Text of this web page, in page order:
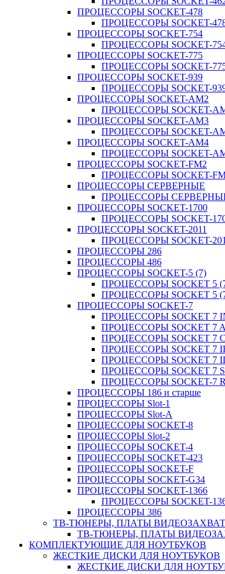
ПРОЦЕССОРЫ SOCKET-478
ПРОЦЕССОРЫ SOCKET-
ПРОЦЕССОРЫ SOCKET-754
ПРОЦЕССОРЫ SOCKET-
ПРОЦЕССОРЫ SOCKET-775
ПРОЦЕССОРЫ SOCKET-
ПРОЦЕССОРЫ SOCKET-939
ПРОЦЕССОРЫ SOCKET-
ПРОЦЕССОРЫ SOCKET-AM2
ПРОЦЕССОРЫ SOCKET-
ПРОЦЕССОРЫ SOCKET-AM3
ПРОЦЕССОРЫ SOCKET-
ПРОЦЕССОРЫ SOCKET-AM4
ПРОЦЕССОРЫ SOCKET-
ПРОЦЕССОРЫ SOCKET-FM2
ПРОЦЕССОРЫ SOCKET-
ПРОЦЕССОРЫ СЕРВЕРНЫЕ
ПРОЦЕССОРЫ
ПРОЦЕССОРЫ SOCKET-1700
ПРОЦЕССОРЫ SOCKET-
ПРОЦЕССОРЫ SOCKET-2011
ПРОЦЕССОРЫ SOCKET-
ПРОЦЕССОРЫ 286
ПРОЦЕССОРЫ 486
ПРОЦЕССОРЫ SOCKET-5 (7)
ПРОЦЕССОРЫ SOCKET 5
ПРОЦЕССОРЫ SOCKET 5
ПРОЦЕССОРЫ SOCKET-7
ПРОЦЕССОРЫ SOCKET 7
ПРОЦЕССОРЫ SOCKET 7
ПРОЦЕССОРЫ SOCKET 7
ПРОЦЕССОРЫ SOCKET 7
ПРОЦЕССОРЫ SOCKET 7
ПРОЦЕССОРЫ SOCKET 7
ПРОЦЕССОРЫ SOCKET-7
ПРОЦЕССОРЫ 186 и старше
ПРОЦЕССОРЫ Slot-1
ПРОЦЕССОРЫ Slot-A
ПРОЦЕССОРЫ SOCKET-8
ПРОЦЕССОРЫ Slot-2
ПРОЦЕССОРЫ SOCKET-4
ПРОЦЕССОРЫ SOCKET-423
ПРОЦЕССОРЫ SOCKET-F
ПРОЦЕССОРЫ SOCKET-G34
ПРОЦЕССОРЫ SOCKET-1366
ПРОЦЕССОРЫ SOCKET-
ПРОЦЕССОРЫ 386
ТВ-ТЮНЕРЫ, ПЛАТЫ
ТВ-ТЮНЕРЫ, ПЛАТЫ
КОМПЛЕКТУЮЩИЕ ДЛЯ НОУТБУКОВ
ЖЕСТКИЕ ДИСКИ ДЛЯ НОУТБУКОВ
ЖЕСТКИЕ ДИСКИ ДЛЯ